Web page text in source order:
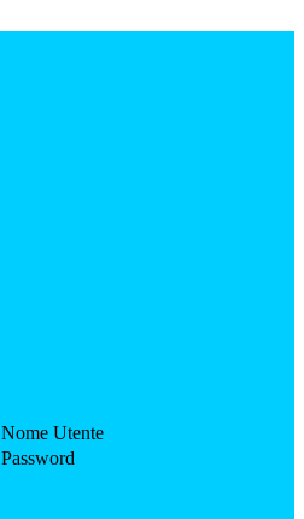
Nome Utente
Password